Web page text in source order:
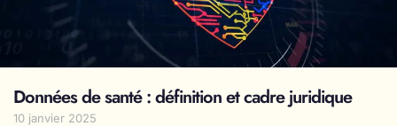
Données de santé : définition et cadre juridique
10 janvier 2025